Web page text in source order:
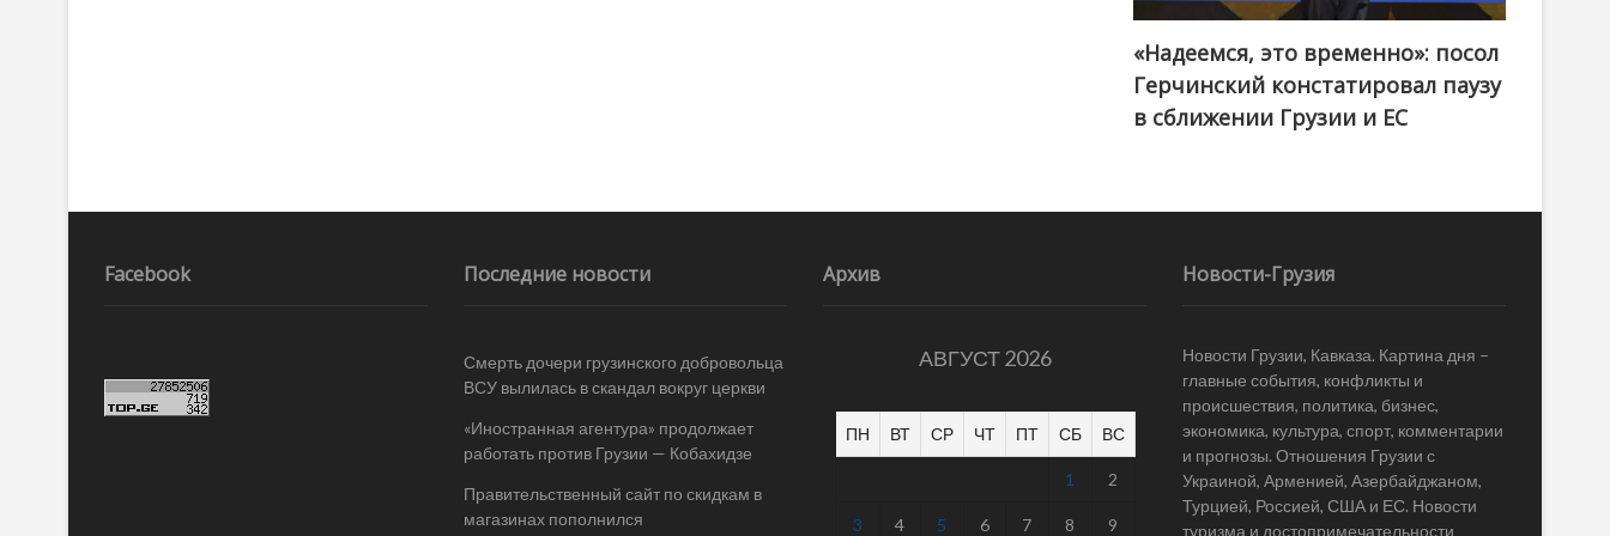
«Надеемся, это временно»: посол
Герчинский констатировал паузу
в сближении Грузии и ЕС
Facebook Последние новости
Смерть дочери грузинского добровольца
ВСУ вылилась в скандал вокруг церкви
«Иностранная агентура» продолжает
работать против Грузии — Кобахидзе
Правительственный сайт по скидкам в
магазинах пополнился
Архив
АВГУСТ 2026
ПН ВТ СР ЧТ ПТ СБ ВС
1 2
3 4 5 6 7 8 9
Новости-Грузия
Новости Грузии, Кавказа. Картина дня –
главные события, конфликты и
происшествия, политика, бизнес,
экономика, культура, спорт, комментарии
и прогнозы. Отношения Грузии с
Украиной, Арменией, Азербайджаном,
Турцией, Россией, США и ЕС. Новости
туризма и достопримечательности